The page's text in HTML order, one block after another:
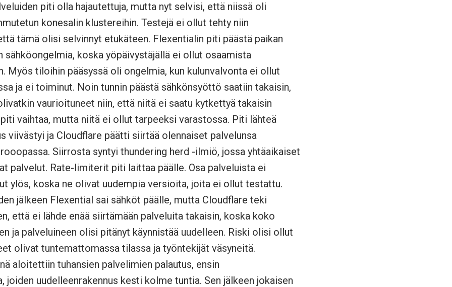
piti olla hajautettuja, mutta nyt selvisi, että niissä oli
konesalin klustereihin. Testejä ei ollut tehty niin
tämä olisi selvinnyt etukäteen. Flexentialin piti päästä paikan
sähköongelmia, koska yöpäivystäjällä ei ollut osaamista
Myös tiloihin pääsyssä oli ongelmia, kun kulunvalvonta ei ollut
ja ei toiminut. Noin tunnin päästä sähkönsyöttö saatiin takaisin,
vaurioituneet niin, että niitä ei saatu kytkettyä takaisin
vaihtaa, mutta niitä ei ollut tarpeeksi varastossa. Piti lähteä
viivästyi ja Cloudflare päätti siirtää olennaiset palvelunsa
Siirrosta syntyi thundering herd -ilmiö, jossa yhtäaikaiset
palvelut. Rate-limiterit piti laittaa päälle. Osa palveluista ei
ylös, koska ne olivat uudempia versioita, joita ei ollut testattu.
jälkeen Flexential sai sähköt päälle, mutta Cloudflare teki
että ei lähde enää siirtämään palveluita takaisin, koska koko
ja palveluineen olisi pitänyt käynnistää uudelleen. Riski olisi ollut
olivat tuntemattomassa tilassa ja työntekijät väsyneitä.
aloitettiin tuhansien palvelimien palautus, ensin
joiden uudelleenrakennus kesti kolme tuntia. Sen jälkeen jokaisen